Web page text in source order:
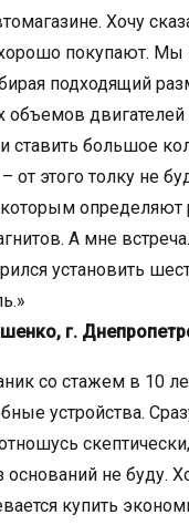
Хочу
покупают. Мы
подходящий
объемов двигателей
ставить большое
от этого толку не
которым определяют
А мне
установить
г.
со стажем в 10
устройства.
оснований не буду.
купить